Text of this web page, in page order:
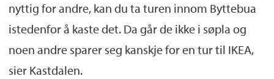
nyttig for andre, kan du ta turen innom Byttebua
istedenfor å kaste det. Da går de ikke i søpla og
noen andre sparer seg kanskje for en tur til IKEA,
sier Kastdalen.